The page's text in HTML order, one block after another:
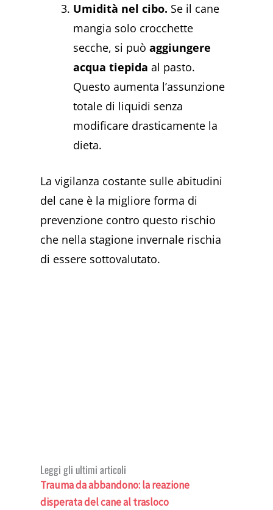
Umidità nel cibo. Se il cane
mangia solo crocchette
secche, si puòaggiungere
acqua tiepida al pasto.
Questo aumenta l’assunzione
totale di liquidi senza
modificare drasticamente la
dieta.
La vigilanza costante sulle abitudini
del cane è la migliore forma di
prevenzione contro questo rischio
che nella stagione invernale rischia
di essere sottovalutato.
Leggi gli ultimi articoli
Trauma da abbandono: la reazione
disperata del cane al trasloco